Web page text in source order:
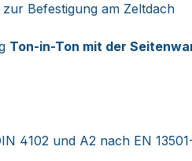
Befestigung am Zeltdach
Ton-in-Ton mit der
4102 und A2 nach EN